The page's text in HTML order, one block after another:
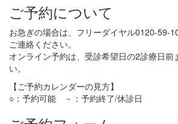
ご予約について
お急ぎの場合は、フリーダイヤル0120-59-
ご連絡ください。
オンライン予約は、受診希望日の2診療日前
い。
【ご予約カレンダーの見方】
○：予約可能 －：予約終了/休診日